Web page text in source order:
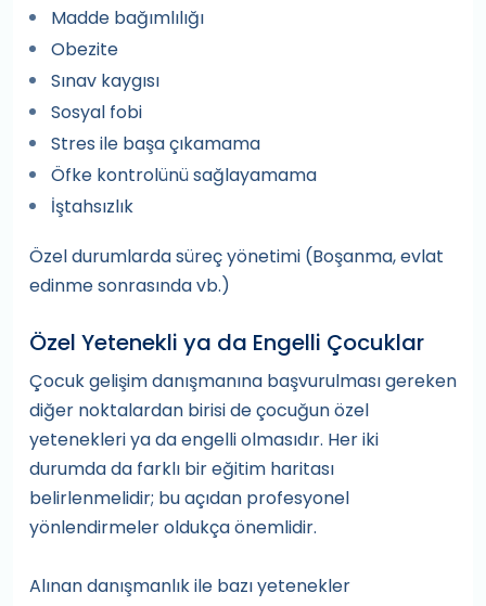
Madde bağımlılığı
Obezite
Sınav kaygısı
Sosyal fobi
Stres ile başa çıkamama
Öfke kontrolünü sağlayamama
İştahsızlık
Özel durumlarda süreç yönetimi (Boşanma, evlat
edinme sonrasında vb.)
Özel Yetenekli ya da Engelli Çocuklar
Çocuk gelişim danışmanına başvurulması gereken
diğer noktalardan birisi de çocuğun özel
yetenekleri ya da engelli olmasıdır. Her iki
durumda da farklı bir eğitim haritası
belirlenmelidir; bu açıdan profesyonel
yönlendirmeler oldukça önemlidir.
Alınan danışmanlık ile bazı yetenekler